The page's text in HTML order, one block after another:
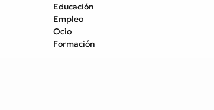
Educación
Empleo
Ocio
Formación